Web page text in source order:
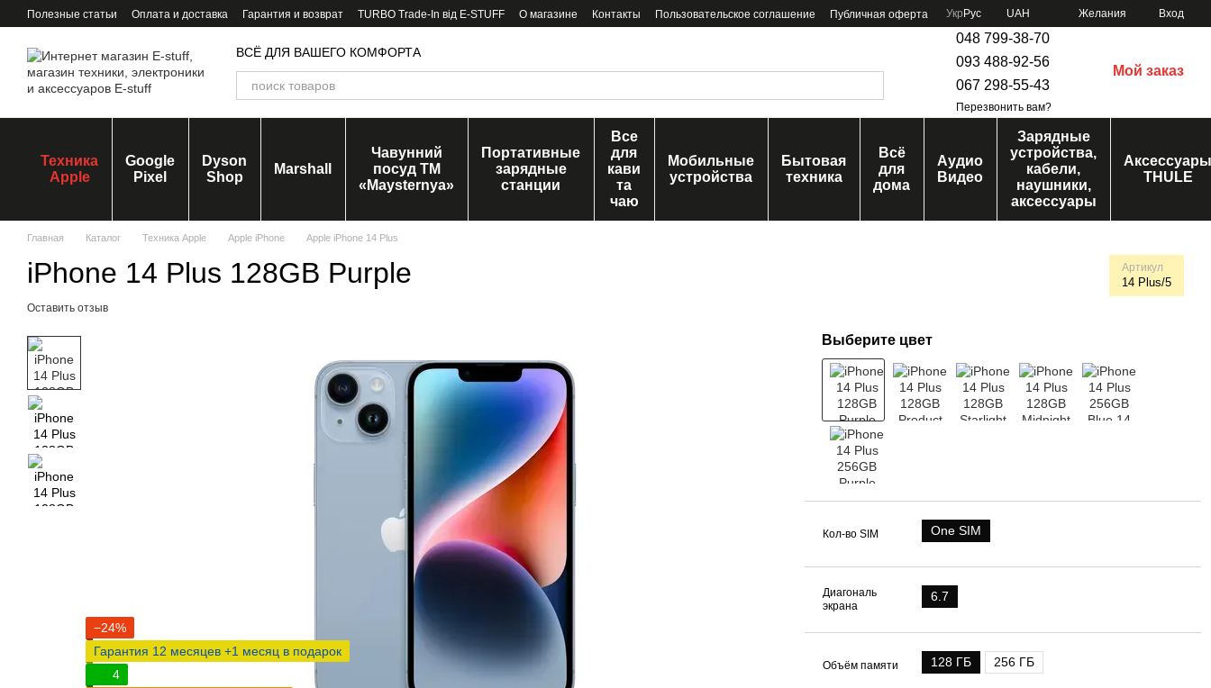
Перейти к основному контенту
Полезные статьи Оплата и доставка Гарантия и возврат TURBO Trade-In від E-STUFF О магазине Контакты Пользовательское соглашение Публичная оферта Укр Рус UAH Желания Вход
ВСЁ ДЛЯ ВАШЕГО КОМФОРТА
048 799-38-70
093 488-92-56
067 298-55-43
Перезвонить вам?
Мой заказ
Техника
Apple
Google
Pixel
Dyson
Shop
Marshall
Чавунний
посуд ТМ
«Maysternya»
Портативные
зарядные
станции
Все
для
кави
та
чаю
Мобильные
устройства
Бытовая
техника
Всё
для
дома
Аудио
Видео
Зарядные
устройства,
кабели,
наушники,
аксессуары
Аксессуары
THULE
Главная Каталог Техника Apple Apple iPhone Apple iPhone 14 Plus
iPhone 14 Plus 128GB Purple Артикул
14 Plus/5
Оставить отзыв
−24%
Гарантия 12 месяцев +1 месяц в подарок
4
Выберите цвет
Кол-во SIM One SIM
Диагональ
экрана
6.7
Объём памяти 128 ГБ 256 ГБ